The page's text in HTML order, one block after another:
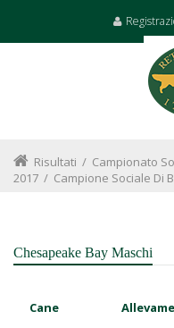
Risultati / Campionato
2017 / Campione Sociale Di
Chesapeake Bay Maschi
Cane